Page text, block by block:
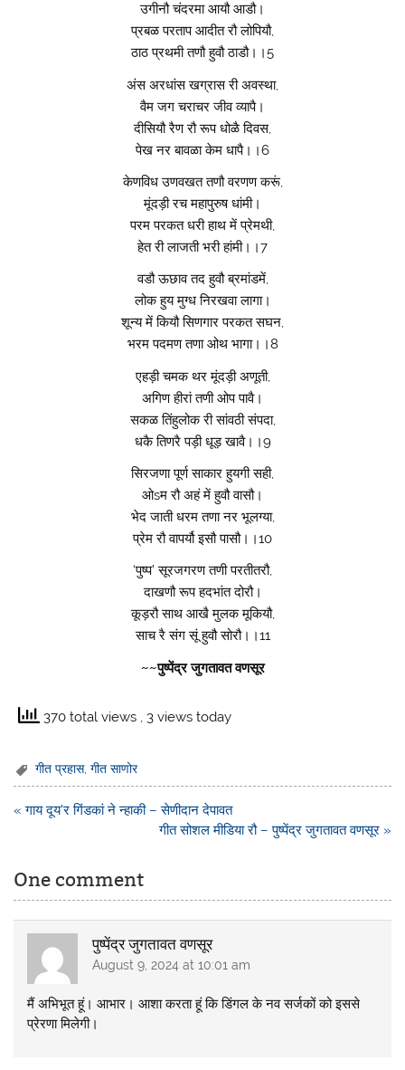
उगीनौ चंदरमा आयौ आडौ।
प्रबळ परताप आदीत रौ लोपियौ,
ठाठ प्रथमी तणौ हुवौ ठाडौ।।5
अंस अरधांस खग्रास री अवस्था,
वैम जग चराचर जीव व्यापै।
दीसियौ रैण रौ रूप धोळै दिवस,
पेख नर बावळा केम धापै।।6
केणविध उणवखत तणौ वरणण करूं,
मूंदड़ी रच महापुरुष धांमी।
परम परकत धरी हाथ में प्रेमथी,
हेत री लाजती भरी हांमी।।7
वडौ ऊछाव तद हुवौ ब्रमांडमें,
लोक हुय मुग्ध निरखवा लागा।
शून्य में कियौ सिणगार परकत सघन,
भरम पदमण तणा ओथ भागा।।8
एहड़ी चमक थर मूंदड़ी अणूती,
अगिण हीरां तणी ओप पावै।
सकळ तिंहुलोक री सांवठी संपदा,
धकै तिणरै पड़ी धूड़ खावै।।9
सिरजणा पूर्ण साकार हुयगी सही,
ओsम रौ अहं में हुवौ वासौ।
भेद जाती धरम तणा नर भूलग्या,
प्रेम रौ वापर्यौ इसौ पासौ।।10
‘पुष्प’ सूरजगरण तणी परतीतरौ,
दाखणौ रूप हदभांत दोरौ।
कूड़रौ साथ आखै मुलक मूकियौ,
साच रै संग सूं हुवौ सोरौ।।11
~~पुष्पेंद्र जुगतावत वणसूर
370 total views , 3 views today
गीत प्रहास,गीत साणोर
Post
« गाय दूय’र गिंडकां ने न्हाकी – सेणीदान देपावत
गीत सोशल मीडिया रौ – पुष्पेंद्र जुगतावत वणसूर »
One comment
पुष्पेंद्र जुगतावत वणसूर
August 9, 2024 at 10:01 am
मैं अभिभूत हूं। आभार। आशा करता हूं कि डिंगल के नव सर्जकों को इससे
प्रेरणा मिलेगी।